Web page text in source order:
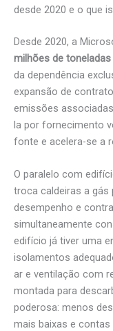
desde 2020 e o que
Desde 2020, a
milhões de toneladas
da dependência
expansão de
emissões
la por fornecimento
fonte e acelera-se a
O paralelo com
troca caldeiras a gás
desempenho e
simultaneamente
edifício já tiver uma
isolamentos
ar e ventilação com
montada para
poderosa: menos
mais baixas e contas